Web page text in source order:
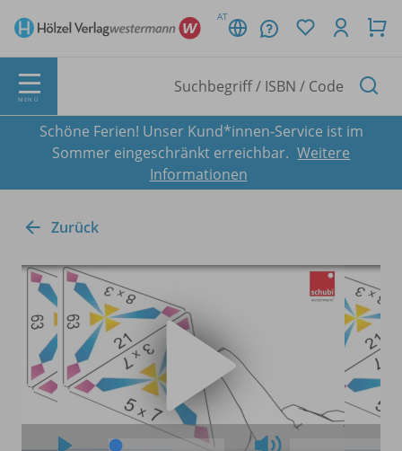
AT
MENÜ
Schöne Ferien! Unser Kund*innen-Service ist im
Sommer eingeschränkt erreichbar. Weitere
Informationen
Zurück